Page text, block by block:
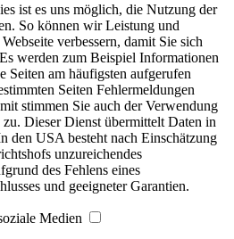
ist es uns möglich, die Nutzung der
So können wir Leistung und
verbessern, damit Sie sich
werden zum Beispiel Informationen
Seiten am häufigsten aufgerufen
Seiten Fehlermeldungen
stimmen Sie auch der Verwendung
Dieser Dienst übermittelt Daten in
den USA besteht nach Einschätzung
unzureichendes
des Fehlens eines
und geeigneter Garantien.
Medien